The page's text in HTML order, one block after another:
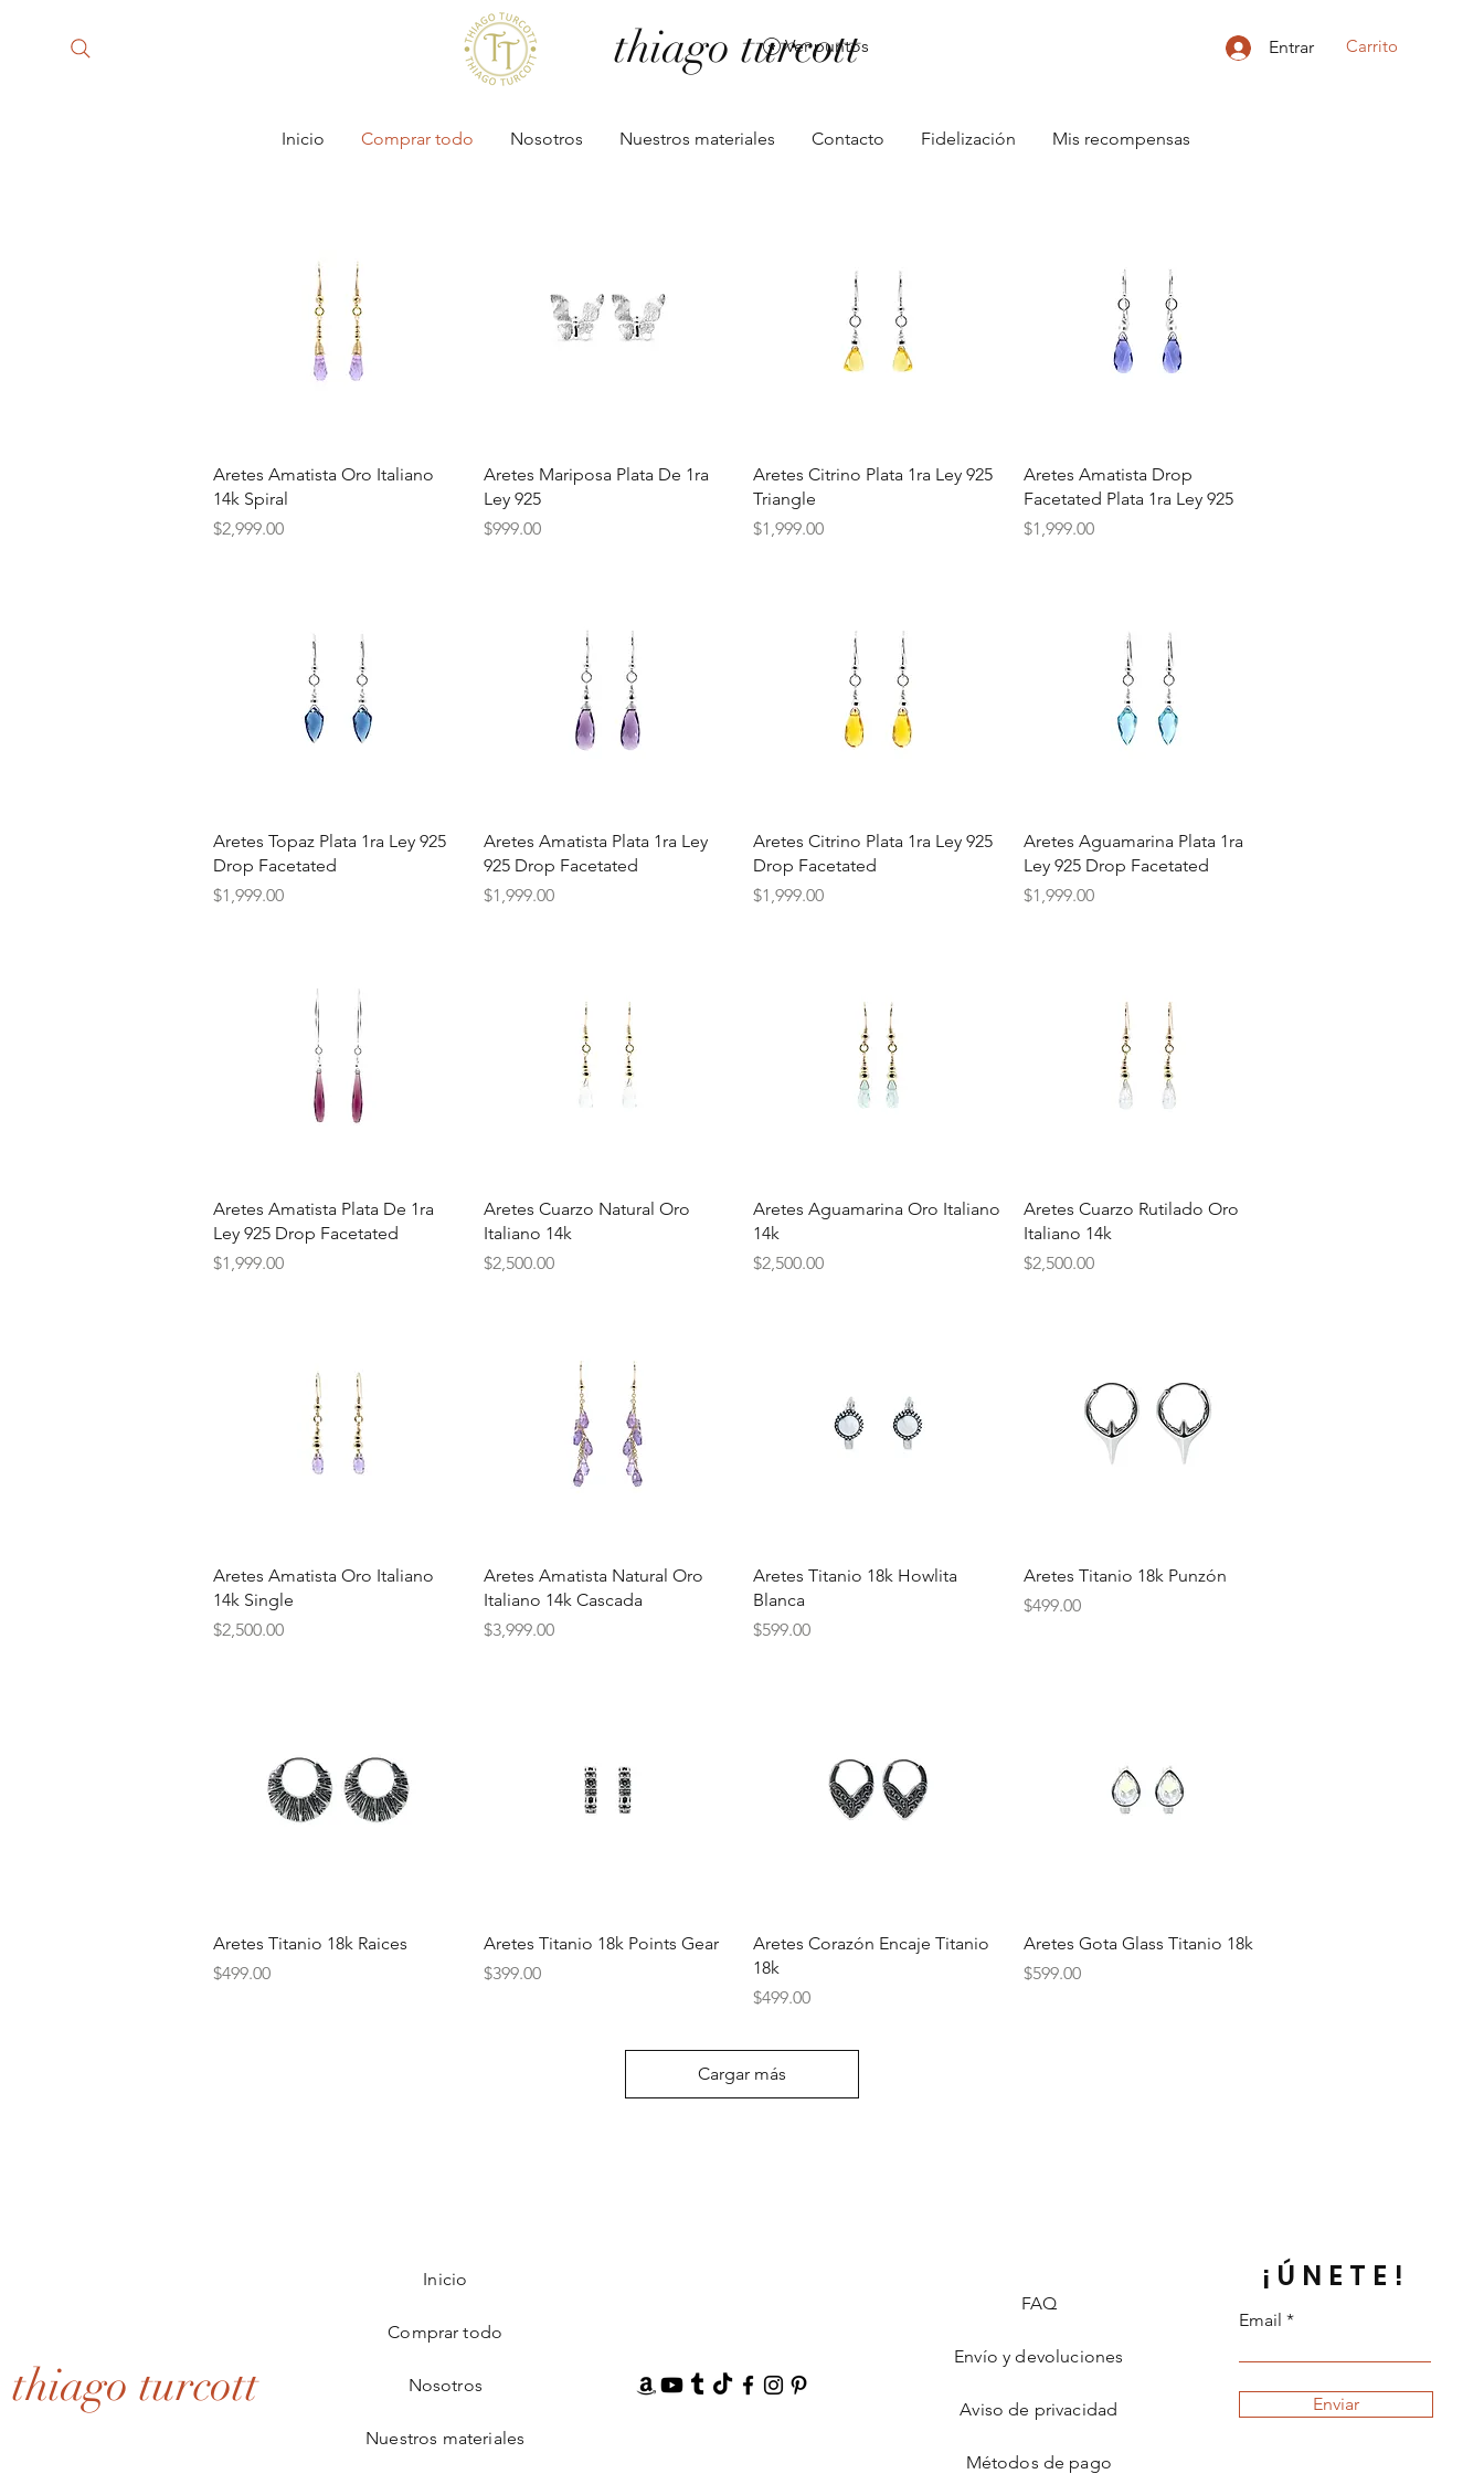
thiago turcott
Ver puntos Entrar Carrito
Inicio Comprar todo Nosotros Nuestros materiales Contacto Fidelización Mis recompensas
Vista rápida
Aretes Amatista Oro Italiano
14k Spiral
Precio
$2,999.00
Vista rápida
Aretes Mariposa Plata De 1ra
Ley 925
Precio
$999.00
Vista rápida
Aretes Citrino Plata 1ra Ley 925
Triangle
Precio
$1,999.00
Vista rápida
Aretes Amatista Drop
Facetated Plata 1ra Ley 925
Precio
$1,999.00
Vista rápida
Aretes Topaz Plata 1ra Ley 925
Drop Facetated
Precio
$1,999.00
Vista rápida
Aretes Amatista Plata 1ra Ley
925 Drop Facetated
Precio
$1,999.00
Vista rápida
Aretes Citrino Plata 1ra Ley 925
Drop Facetated
Precio
$1,999.00
Vista rápida
Aretes Aguamarina Plata 1ra
Ley 925 Drop Facetated
Precio
$1,999.00
Vista rápida
Aretes Amatista Plata De 1ra
Ley 925 Drop Facetated
Precio
$1,999.00
Vista rápida
Aretes Cuarzo Natural Oro
Italiano 14k
Precio
$2,500.00
Vista rápida
Aretes Aguamarina Oro Italiano
14k
Precio
$2,500.00
Vista rápida
Aretes Cuarzo Rutilado Oro
Italiano 14k
Precio
$2,500.00
Vista rápida
Aretes Amatista Oro Italiano
14k Single
Precio
$2,500.00
Vista rápida
Aretes Amatista Natural Oro
Italiano 14k Cascada
Precio
$3,999.00
Vista rápida
Aretes Titanio 18k Howlita
Blanca
Precio
$599.00
Vista rápida
Aretes Titanio 18k Punzón
Precio
$499.00
Vista rápida
Aretes Titanio 18k Raices
Precio
$499.00
Vista rápida
Aretes Titanio 18k Points Gear
Precio
$399.00
Vista rápida
Aretes Corazón Encaje Titanio
18k
Precio
$499.00
Vista rápida
Aretes Gota Glass Titanio 18k
Precio
$599.00
Cargar más
thiago turcott
Inicio
Comprar todo
Nosotros
Nuestros materiales
FAQ
Envío y devoluciones
Aviso de privacidad
Métodos de pago
¡ÚNETE!
Email
Enviar